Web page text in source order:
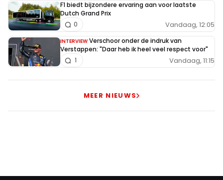
F1 biedt bijzondere ervaring aan voor laatste
Dutch Grand Prix
Vandaag, 12:05
0
INTERVIEW Verschoor onder de indruk van
Verstappen: "Daar heb ik heel veel respect voor"
Vandaag, 11:15
1
MEER NIEUWS